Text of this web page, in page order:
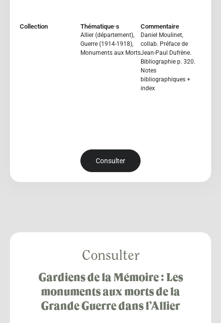
Collection Thématique·s
Allier (département),
Guerre (1914-1918),
Monuments aux Morts
Commentaire
Daniel Moulinet,
collab. Préface de
Jean-Paul Dufrène.
Bibliographie p. 320.
Notes
bibliographiques +
index
Consulter
Consulter
Gardiens de la Mémoire : Les
monuments aux morts de la
Grande Guerre dans l’Allier